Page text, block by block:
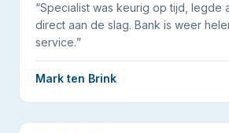
“Specialist was keurig op tijd, legde
direct aan de slag. Bank is weer
service.”
Mark ten Brink